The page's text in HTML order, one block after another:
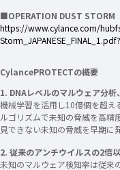
■OPERATION DUST STORM
https://www.cylance.com/
CylancePROTECTの概要
1. DNAレベルのマルウェア分
機械学習を活用し10億個を超
ルゴリズムで未知の脅威を高精
見できない未知の脅威を早期に
2. 従来のアンチウイルスの2倍
未知のマルウェア検知率は従来